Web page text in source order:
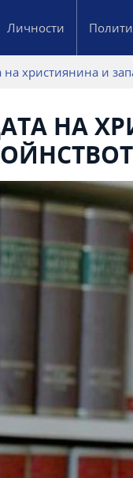
Личности
християнина и
НА